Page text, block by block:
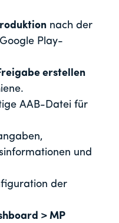
nach der
Play-
erstellen
AAB-Datei für
und
der
> MP